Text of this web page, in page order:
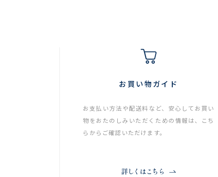
お買い物ガイド
お支払い方法や配送料など、安心してお買い
物をおたのしみいただくための情報は、こち
らからご確認いただけます。
詳しくはこちら